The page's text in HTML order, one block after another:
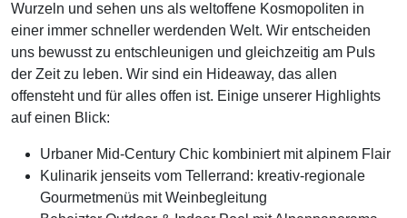
Wurzeln und sehen uns als weltoffene Kosmopoliten in
einer immer schneller werdenden Welt. Wir entscheiden
uns bewusst zu entschleunigen und gleichzeitig am Puls
der Zeit zu leben. Wir sind ein Hideaway, das allen
offensteht und für alles offen ist. Einige unserer Highlights
auf einen Blick:
Urbaner Mid-Century Chic kombiniert mit alpinem Flair
Kulinarik jenseits vom Tellerrand: kreativ-regionale
Gourmetmenüs mit Weinbegleitung